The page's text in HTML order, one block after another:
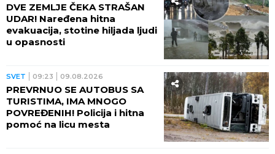
DVE ZEMLJE ČEKA STRAŠAN
UDAR! Naređena hitna
evakuacija, stotine hiljada ljudi
u opasnosti
SVET 09:23 09.08.2026
PREVRNUO SE AUTOBUS SA
TURISTIMA, IMA MNOGO
POVREĐENIH! Policija i hitna
pomoć na licu mesta